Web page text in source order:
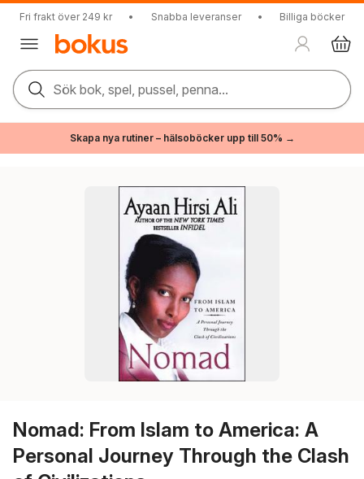
Fri frakt över 249 kr • Snabba leveranser • Billiga böcker
Sök bok, spel, pussel, penna...
Skapa nya rutiner – hälsoböcker upp till 50% →
Nomad: From Islam to America: A
Personal Journey Through the Clash